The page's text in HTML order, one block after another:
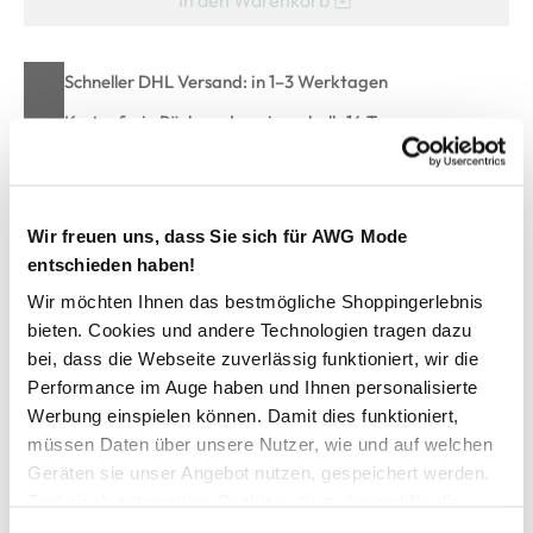
Wir freuen uns, dass Sie sich für AWG Mode
entschieden haben!
Wir möchten Ihnen das bestmögliche Shoppingerlebnis
bieten. Cookies und andere Technologien tragen dazu
bei, dass die Webseite zuverlässig funktioniert, wir die
Performance im Auge haben und Ihnen personalisierte
Werbung einspielen können. Damit dies funktioniert,
müssen Daten über unsere Nutzer, wie und auf welchen
Geräten sie unser Angebot nutzen, gespeichert werden.
Schneller DHL Versand: in 1–3 Werktagen
Kostenfreie Rücksendung innerhalb 14 Tage
Kostenlose Filiallieferung in Ihre Wunschfiliale
Zur Wunschliste hinzufügen
Herren Boxershorts EVERYDAY BASIC im 2er Pack
bequeme Slips von PUMA
im praktischen 2er Pack
breiter Gummibund mit Logoschritzug